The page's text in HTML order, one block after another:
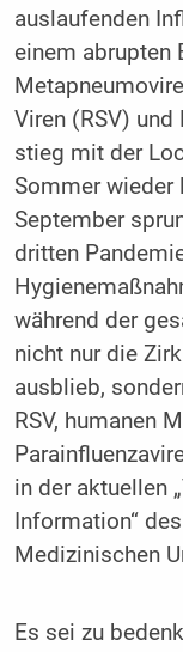
auslaufenden
einem abrupten
Viren (RSV)
stieg mit der
Sommer wieder
September
dritten
während der
nicht nur die
ausblieb,
RSV, humanen
in der aktuellen
Information“
Medizinischen
Es sei zu